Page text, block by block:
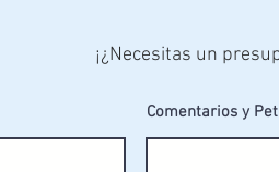
¡¿Necesitas un
Comentarios y